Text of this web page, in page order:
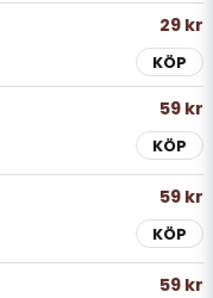
29 kr
KÖP
59 kr
KÖP
59 kr
KÖP
59 kr